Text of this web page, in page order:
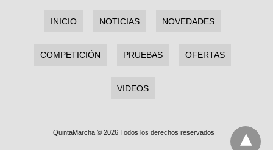
INICIO NOTICIAS NOVEDADES
COMPETICIÓN PRUEBAS OFERTAS
VIDEOS
QuintaMarcha © 2026 Todos los derechos reservados